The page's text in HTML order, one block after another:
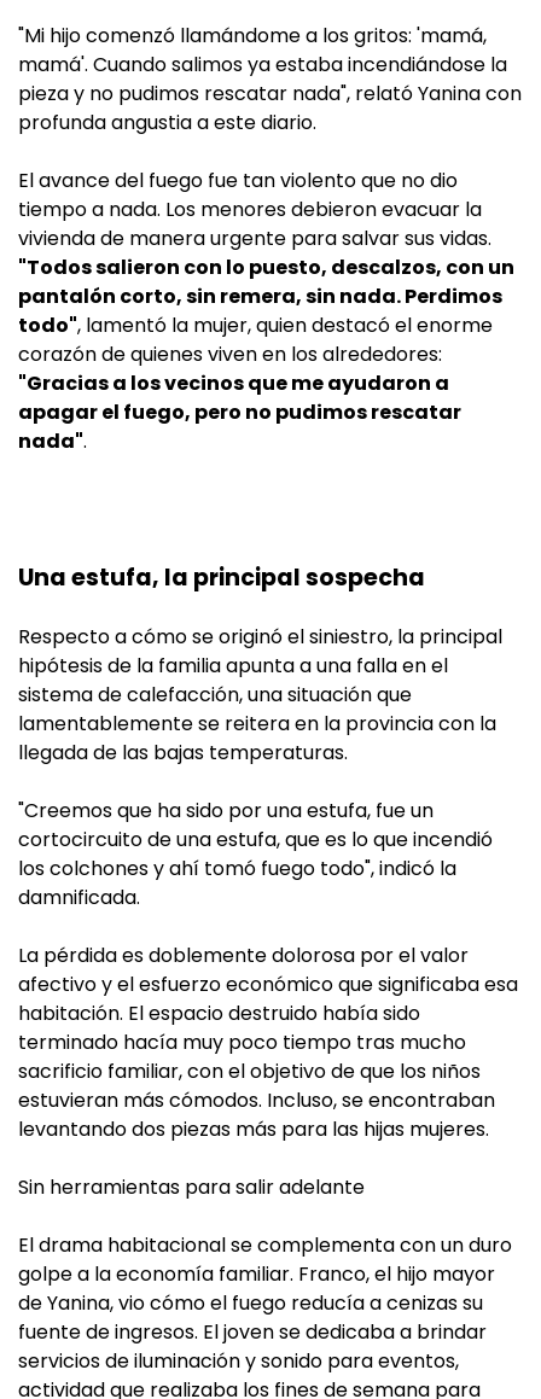
"Mi hijo comenzó llamándome a los gritos: 'mamá,
mamá'. Cuando salimos ya estaba incendiándose la
pieza y no pudimos rescatar nada", relató Yanina con
profunda angustia a este diario.
El avance del fuego fue tan violento que no dio
tiempo a nada. Los menores debieron evacuar la
vivienda de manera urgente para salvar sus vidas.
"Todos salieron con lo puesto, descalzos, con un
pantalón corto, sin remera, sin nada. Perdimos
todo", lamentó la mujer, quien destacó el enorme
corazón de quienes viven en los alrededores:
"Gracias a los vecinos que me ayudaron a
apagar el fuego, pero no pudimos rescatar
nada".
Una estufa, la principal sospecha
Respecto a cómo se originó el siniestro, la principal
hipótesis de la familia apunta a una falla en el
sistema de calefacción, una situación que
lamentablemente se reitera en la provincia con la
llegada de las bajas temperaturas.
"Creemos que ha sido por una estufa, fue un
cortocircuito de una estufa, que es lo que incendió
los colchones y ahí tomó fuego todo", indicó la
damnificada.
La pérdida es doblemente dolorosa por el valor
afectivo y el esfuerzo económico que significaba esa
habitación. El espacio destruido había sido
terminado hacía muy poco tiempo tras mucho
sacrificio familiar, con el objetivo de que los niños
estuvieran más cómodos. Incluso, se encontraban
levantando dos piezas más para las hijas mujeres.
Sin herramientas para salir adelante
El drama habitacional se complementa con un duro
golpe a la economía familiar. Franco, el hijo mayor
de Yanina, vio cómo el fuego reducía a cenizas su
fuente de ingresos. El joven se dedicaba a brindar
servicios de iluminación y sonido para eventos,
actividad que realizaba los fines de semana para